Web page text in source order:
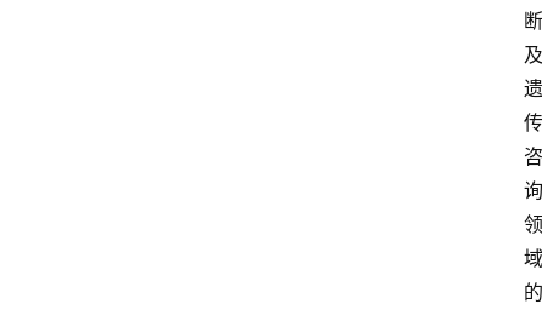
断
及
遗
传
咨
询
领
域
的